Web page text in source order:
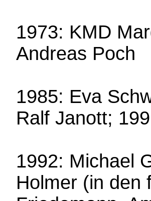
1973: KMD
Andreas Poch
1985: Eva
Ralf Janott;
1992: Michael
Holmer (in den